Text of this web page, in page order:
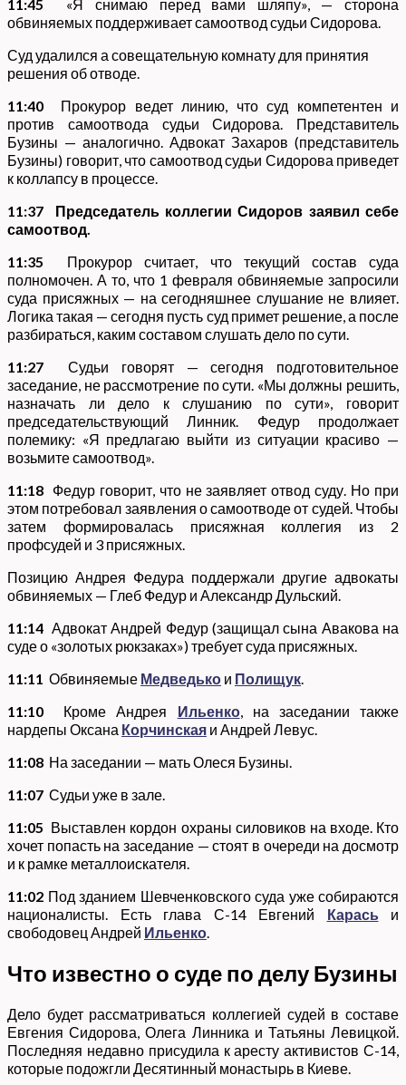
11:45 «Я снимаю перед вами шляпу», — сторона
обвиняемых поддерживает самоотвод судьи Сидорова.
Суд удалился а совещательную комнату для принятия
решения об отводе.
11:40 Прокурор ведет линию, что суд компетентен и
против самоотвода судьи Сидорова. Представитель
Бузины — аналогично. Адвокат Захаров (представитель
Бузины) говорит, что самоотвод судьи Сидорова приведет
к коллапсу в процессе.
11:37 Председатель коллегии Сидоров заявил себе
самоотвод.
11:35 Прокурор считает, что текущий состав суда
полномочен. А то, что 1 февраля обвиняемые запросили
суда присяжных — на сегодняшнее слушание не влияет.
Логика такая — сегодня пусть суд примет решение, а после
разбираться, каким составом слушать дело по сути.
11:27 Судьи говорят — сегодня подготовительное
заседание, не рассмотрение по сути. «Мы должны решить,
назначать ли дело к слушанию по сути», говорит
председательствующий Линник. Федур продолжает
полемику: «Я предлагаю выйти из ситуации красиво —
возьмите самоотвод».
11:18 Федур говорит, что не заявляет отвод суду. Но при
этом потребовал заявления о самоотводе от судей. Чтобы
затем формировалась присяжная коллегия из 2
профсудей и 3 присяжных.
Позицию Андрея Федура поддержали другие адвокаты
обвиняемых — Глеб Федур и Александр Дульский.
11:14 Адвокат Андрей Федур (защищал сына Авакова на
суде о «золотых рюкзаках») требует суда присяжных.
11:11 Обвиняемые Медведько и Полищук.
11:10
Кроме Андрея Ильенко, на заседании также
нардепы Оксана Корчинская и Андрей Левус.
11:08 На заседании — мать Олеся Бузины.
11:07 Судьи уже в зале.
11:05 Выставлен кордон охраны силовиков на входе. Кто
хочет попасть на заседание — стоят в очереди на досмотр
и к рамке металлоискателя.
11:02 Под зданием Шевченковского суда уже собираются
националисты. Есть глава С-14 Евгений Карасьи
свободовец Андрей Ильенко.
Что известно о суде по делу Бузины
Дело будет рассматриваться коллегией судей в составе
Евгения Сидорова, Олега Линника и Татьяны Левицкой.
Последняя недавно присудила к аресту активистов С-14,
которые подожгли Десятинный монастырь в Киеве.